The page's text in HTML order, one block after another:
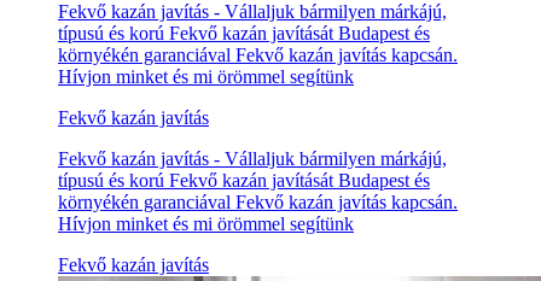
Fekvő kazán javítás - Vállaljuk bármilyen márkájú,
típusú és korú Fekvő kazán javítását Budapest és
környékén garanciával Fekvő kazán javítás kapcsán.
Hívjon minket és mi örömmel segítünk
Fekvő kazán javítás
Fekvő kazán javítás - Vállaljuk bármilyen márkájú,
típusú és korú Fekvő kazán javítását Budapest és
környékén garanciával Fekvő kazán javítás kapcsán.
Hívjon minket és mi örömmel segítünk
Fekvő kazán javítás